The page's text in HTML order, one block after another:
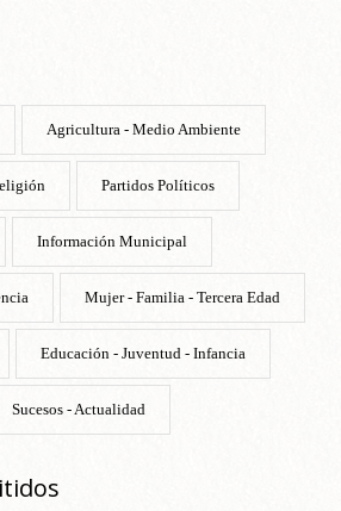
Agricultura - Medio Ambiente
Partidos Políticos
Información Municipal
Mujer - Familia - Tercera Edad
Educación - Juventud - Infancia
Sucesos - Actualidad